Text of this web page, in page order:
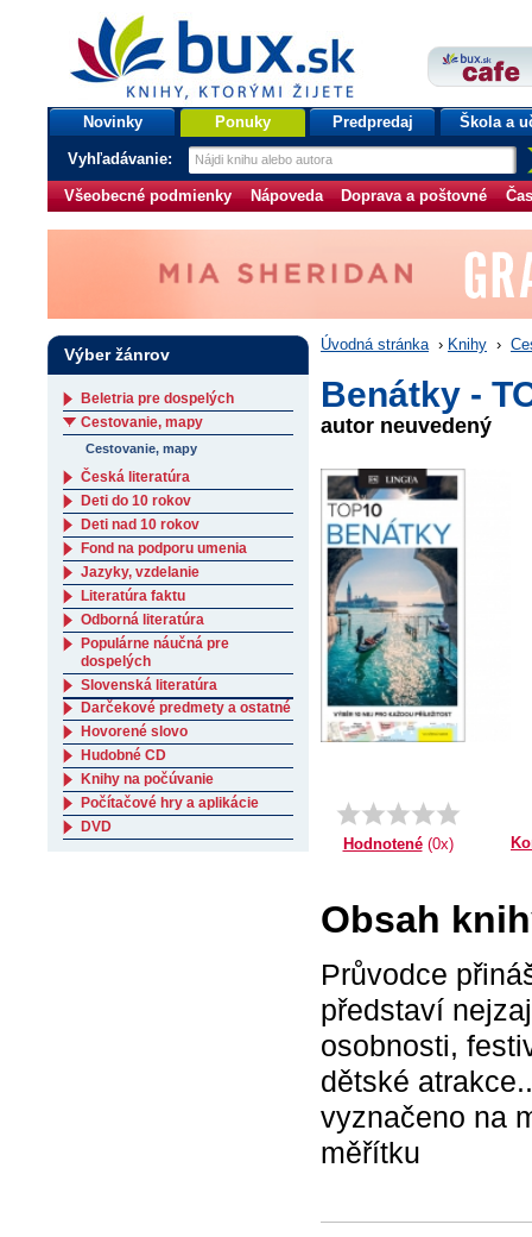
bux.sk
knihy, ktorými žijete
Úvodná stránka
Novinky Ponuky Predpredaj Škola a
Vyhľadávanie:
Všeobecné podmienky Nápoveda Doprava a poštovné
Úvodná stránka › Knihy ›
Benátky -
autor neuvedený
Hodnotené(0x)
Obsah
Průvodce
představí
osobnosti,
dětské
vyznačeno na
měřítku
Výber žánrov
Beletria pre dospelých
Cestovanie, mapy
Cestovanie, mapy
Česká literatúra
Deti do 10 rokov
Deti nad 10 rokov
Fond na podporu umenia
Jazyky, vzdelanie
Literatúra faktu
Odborná literatúra
Populárne náučná pre
dospelých
Slovenská literatúra
Darčekové predmety a ostatné
Hovorené slovo
Hudobné CD
Knihy na počúvanie
Počítačové hry a aplikácie
DVD